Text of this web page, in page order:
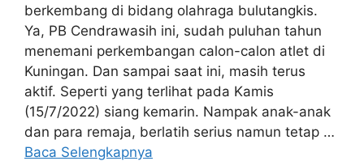
berkembang di bidang olahraga bulutangkis.
Ya, PB Cendrawasih ini, sudah puluhan tahun
menemani perkembangan calon-calon atlet di
Kuningan. Dan sampai saat ini, masih terus
aktif. Seperti yang terlihat pada Kamis
(15/7/2022) siang kemarin. Nampak anak-anak
dan para remaja, berlatih serius namun tetap …
Baca Selengkapnya